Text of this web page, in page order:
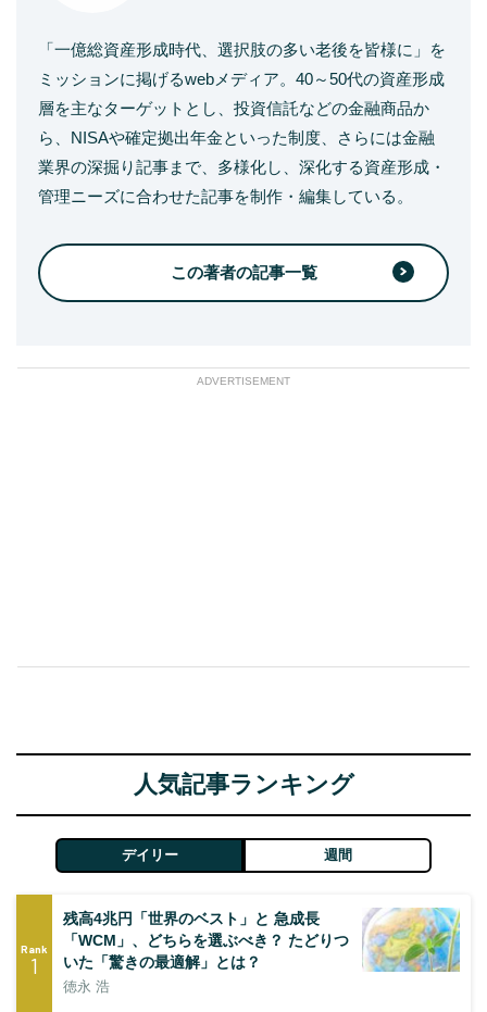
「一億総資産形成時代、選択肢の多い老後を皆様に」を
ミッションに掲げるwebメディア。40～50代の資産形成
層を主なターゲットとし、投資信託などの金融商品か
ら、NISAや確定拠出年金といった制度、さらには金融
業界の深掘り記事まで、多様化し、深化する資産形成・
管理ニーズに合わせた記事を制作・編集している。
この著者の記事一覧
ADVERTISEMENT
人気記事ランキング
デイリー 週間
Rank
1
残高4兆円「世界のベスト」と 急成長
「WCM」、どちらを選ぶべき？ たどりつ
いた「驚きの最適解」とは？
徳永 浩